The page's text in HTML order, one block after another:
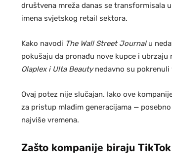
društvena mreža danas se transformisala
imena svjetskog retail sektora.
Kako navodi The Wall Street Journalu
pokušaju da pronađu nove kupce i
Olaplex i Ulta Beautynedavno su
Ovaj potez nije slučajan. Iako ove
za pristup mlađim generacijama —
najviše vremena.
Zašto kompanije biraju TikTok